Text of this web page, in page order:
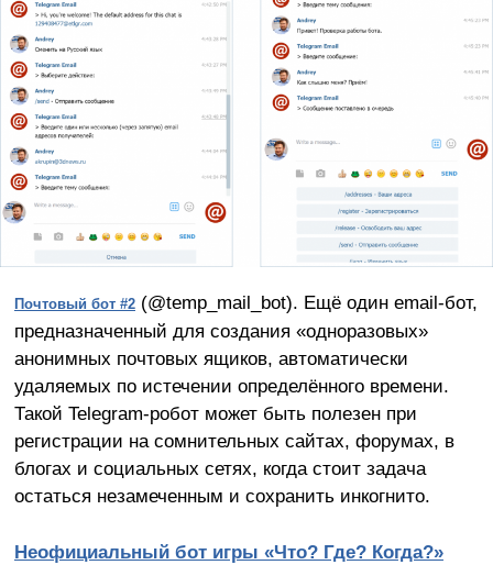
Почтовый бот #2(@temp_mail_bot). Ещё один email-бот,
предназначенный для создания «одноразовых»
анонимных почтовых ящиков, автоматически
удаляемых по истечении определённого времени.
Такой Telegram-робот может быть полезен при
регистрации на сомнительных сайтах, форумах, в
блогах и социальных сетях, когда стоит задача
остаться незамеченным и сохранить инкогнито.
Неофициальный бот игры «Что? Где? Когда?»